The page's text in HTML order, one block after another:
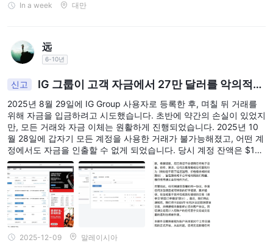
In a week 대만
远
6-10년
신고
IG 그룹이 고객 자금에서 27만 달러를 악의적으
로 공제했습니다!
2025년 8월 29일에 IG Group 사용자로 등록한 후, 며칠 뒤 거래를
위해 자금을 입금하려고 시도했습니다. 초반에 약간의 손실이 있었지
만, 모든 거래와 자금 이체는 원활하게 진행되었습니다. 2025년 10
월 28일에 갑자기 모든 계정을 사용한 거래가 불가능해졌고, 어떤 계
정에서도 자금을 인출할 수 없게 되었습니다. 당시 계정 잔액은 $10
8,208.70이었습니다. IG Group의 고객 서비스 부서에 문제를 제기
했을 때, 그들은 규정 준수 검토를 이유로 들며 기다려 달라고 요청했
습니다. 저는 제 계정에 문제가 없다고 믿었고, IG로부터 계정 관련
문의를 받은 적도 없었습니다. 당연히 저는 어떤 요청에도 협조할 의
향이 있었습니다. 하지만 무기한으로 기다리게 되었습니다. 한 달을
기다린 후, 2025년 12월 3일에 다음과 같은 답변을 받았습니다. 이메
일: 해당 부서는 내 계좌 잔액(현재 -$163,164.70)에서 상당한 금액
인 $271,373.40를 공제했습니다. IG의 이메일에 따르면, 나는 고객
2025-12-09 말레이시아